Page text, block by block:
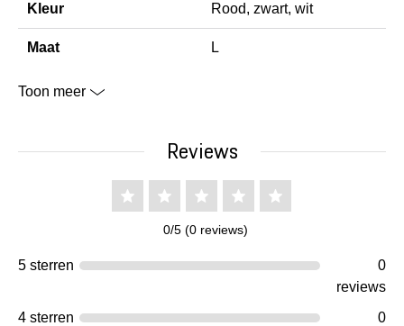
Kleur Rood, zwart, wit
Maat L
Toon meer
Reviews
0/5 (0 reviews)
5 sterren
0
reviews
4 sterren
0